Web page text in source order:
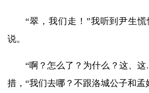
“翠，我们走！”我听到尹生
说。
“啊？怎么了？为什么？这、
措，“我们去哪？不跟洛城公子和孟